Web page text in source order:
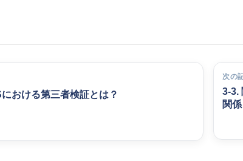
おける第三者検証とは？
次の
3-3. 関連制度との整合性：温対法・ISO・SBTなどとの
関係